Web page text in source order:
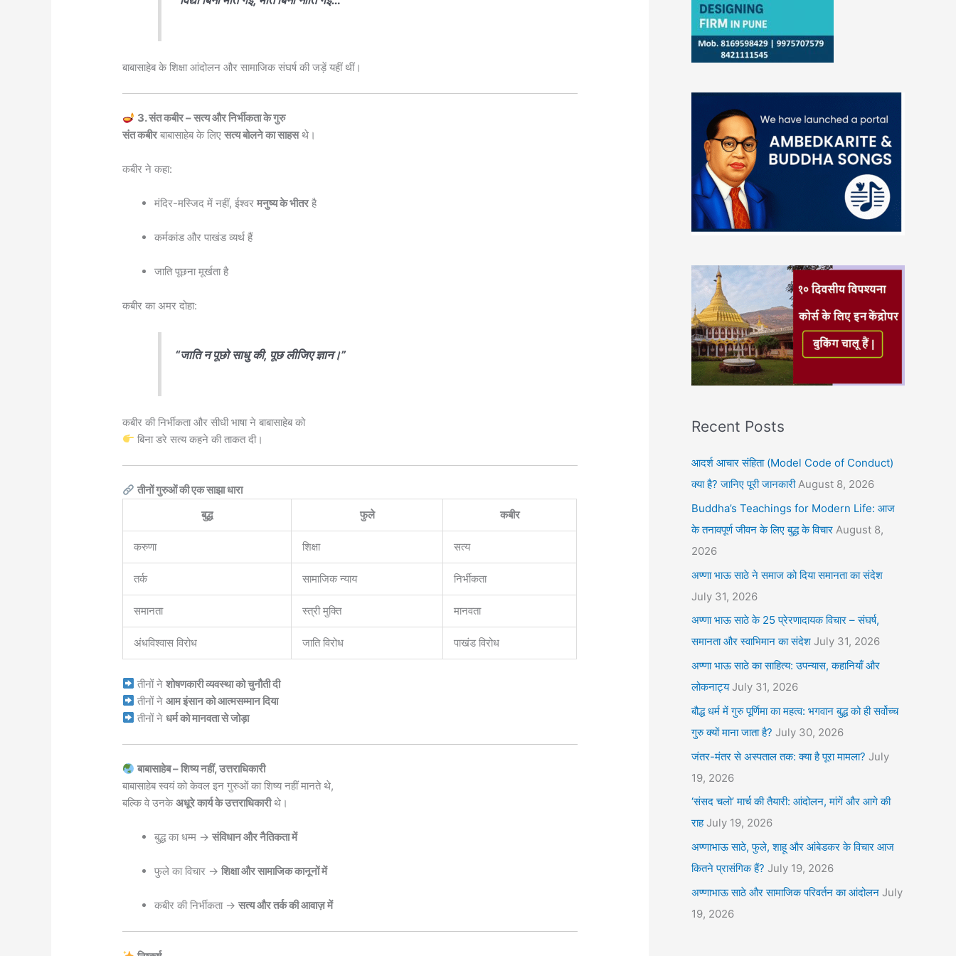
बाबासाहेब के शिक्षा आंदोलन और सामाजिक संघर्ष की जड़ें यहीं थीं।
3. संत कबीर – सत्य और निर्भीकता के गुरु
संत कबीरबाबासाहेब के लिएसत्य बोलने का साहसथे।
कबीर ने कहा:
मंदिर-मस्जिद में नहीं, ईश्वरमनुष्य के भीतरहै
कर्मकांड और पाखंड व्यर्थ हैं
जाति पूछना मूर्खता है
कबीर का अमर दोहा:
“जाति न पूछो साधु की, पूछ लीजिए ज्ञान।”
कबीर की निर्भीकता और सीधी भाषा ने बाबासाहेब को
बिना डरे सत्य कहने की ताकत दी।
तीनों गुरुओं की एक साझा धारा
बुद्ध
फुले कबीर
करुणा शिक्षा सत्य
तर्क सामाजिक न्याय निर्भीकता
समानता स्त्री मुक्ति मानवता
अंधविश्वास विरोध जाति विरोध पाखंड विरोध
तीनों नेशोषणकारी व्यवस्था को चुनौती दी
तीनों नेआम इंसान को आत्मसम्मान दिया
तीनों नेधर्म को मानवता से जोड़ा
बाबासाहेब – शिष्य नहीं, उत्तराधिकारी
बाबासाहेब स्वयं को केवल इन गुरुओं का शिष्य नहीं मानते थे,
बल्कि वे उनकेअधूरे कार्य के उत्तराधिकारीथे।
बुद्ध का धम्म →संविधान और नैतिकता में
फुले का विचार →शिक्षा और सामाजिक कानूनों में
कबीर की निर्भीकता →सत्य और तर्क की आवाज़ में
Recent Posts
आदर्श आचार संहिता (Model Code of Conduct)
क्या है? जानिए पूरी जानकारी August 8, 2026
Buddha’s Teachings for Modern Life: आज
के तनावपूर्ण जीवन के लिए बुद्ध के विचार August 8,
2026
अण्णा भाऊ साठे ने समाज को दिया समानता का संदेश
July 31, 2026
अण्णा भाऊ साठे के 25 प्रेरणादायक विचार – संघर्ष,
समानता और स्वाभिमान का संदेश July 31, 2026
अण्णा भाऊ साठे का साहित्य: उपन्यास, कहानियाँ और
लोकनाट्य July 31, 2026
बौद्ध धर्म में गुरु पूर्णिमा का महत्व: भगवान बुद्ध को ही सर्वोच्च
गुरु क्यों माना जाता है? July 30, 2026
जंतर-मंतर से अस्पताल तक: क्या है पूरा मामला? July
19, 2026
‘संसद चलो’ मार्च की तैयारी: आंदोलन, मांगें और आगे की
राह July 19, 2026
अण्णाभाऊ साठे, फुले, शाहू और आंबेडकर के विचार आज
कितने प्रासंगिक हैं? July 19, 2026
अण्णाभाऊ साठे और सामाजिक परिवर्तन का आंदोलन July
19, 2026